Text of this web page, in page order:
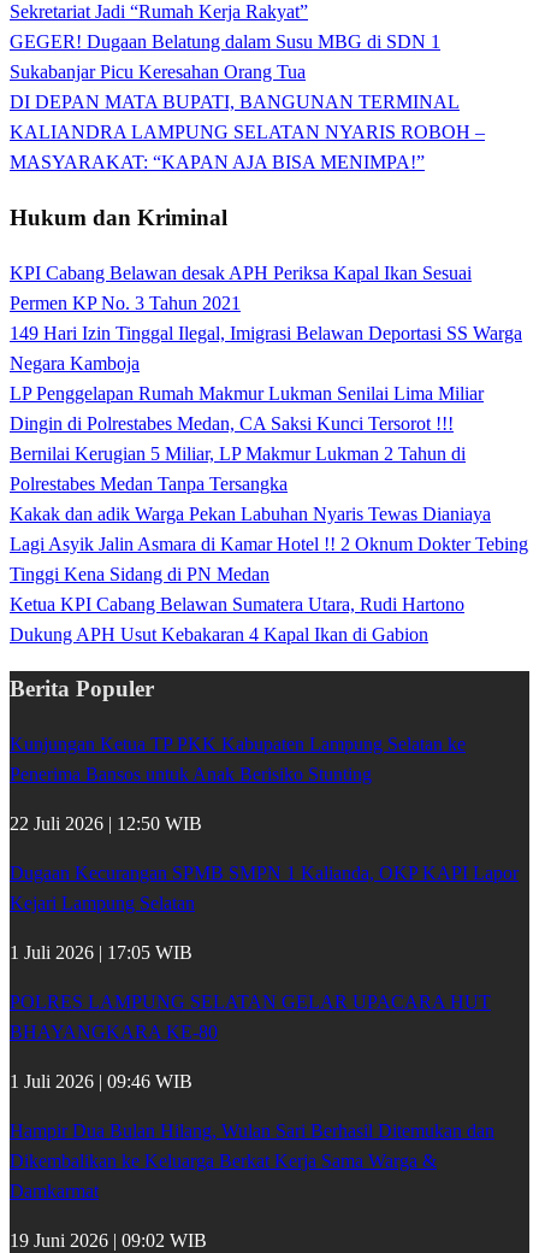
Sekretariat Jadi “Rumah Kerja Rakyat”
GEGER! Dugaan Belatung dalam Susu MBG di SDN 1
Sukabanjar Picu Keresahan Orang Tua
DI DEPAN MATA BUPATI, BANGUNAN TERMINAL
KALIANDRA LAMPUNG SELATAN NYARIS ROBOH –
MASYARAKAT: “KAPAN AJA BISA MENIMPA!”
Hukum dan Kriminal
KPI Cabang Belawan desak APH Periksa Kapal Ikan Sesuai
Permen KP No. 3 Tahun 2021
149 Hari Izin Tinggal Ilegal, Imigrasi Belawan Deportasi SS Warga
Negara Kamboja
LP Penggelapan Rumah Makmur Lukman Senilai Lima Miliar
Dingin di Polrestabes Medan, CA Saksi Kunci Tersorot !!!
Bernilai Kerugian 5 Miliar, LP Makmur Lukman 2 Tahun di
Polrestabes Medan Tanpa Tersangka
Kakak dan adik Warga Pekan Labuhan Nyaris Tewas Dianiaya
Lagi Asyik Jalin Asmara di Kamar Hotel !! 2 Oknum Dokter Tebing
Tinggi Kena Sidang di PN Medan
Ketua KPI Cabang Belawan Sumatera Utara, Rudi Hartono
Dukung APH Usut Kebakaran 4 Kapal Ikan di Gabion
Berita Populer
Kunjungan Ketua TP PKK Kabupaten Lampung Selatan ke
Penerima Bansos untuk Anak Berisiko Stunting
22 Juli 2026 | 12:50 WIB
Dugaan Kecurangan SPMB SMPN 1 Kalianda, OKP KAPI Lapor
Kejari Lampung Selatan
1 Juli 2026 | 17:05 WIB
POLRES LAMPUNG SELATAN GELAR UPACARA HUT
BHAYANGKARA KE-80
1 Juli 2026 | 09:46 WIB
Hampir Dua Bulan Hilang, Wulan Sari Berhasil Ditemukan dan
Dikembalikan ke Keluarga Berkat Kerja Sama Warga &
Damkarmat
19 Juni 2026 | 09:02 WIB